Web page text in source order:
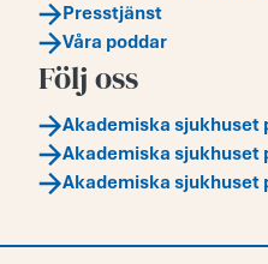
Presstjänst
Våra poddar
Följ oss
Akademiska sjukhuset
Akademiska sjukhuset
Akademiska sjukhuset